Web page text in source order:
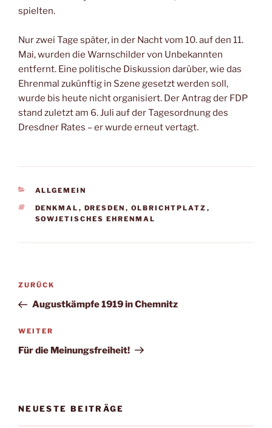
spielten.
Nur zwei Tage später, in der Nacht vom 10. auf den 11.
Mai, wurden die Warnschilder von Unbekannten
entfernt. Eine politische Diskussion darüber, wie das
Ehrenmal zukünftig in Szene gesetzt werden soll,
wurde bis heute nicht organisiert. Der Antrag der FDP
stand zuletzt am 6. Juli auf der Tagesordnung des
Dresdner Rates – er wurde erneut vertagt.
ALLGEMEIN
DENKMAL , DRESDEN , OLBRICHTPLATZ ,
SOWJETISCHES EHRENMAL
ZURÜCK
Augustkämpfe 1919 in Chemnitz
WEITER
Für die Meinungsfreiheit!
NEUESTE BEITRÄGE